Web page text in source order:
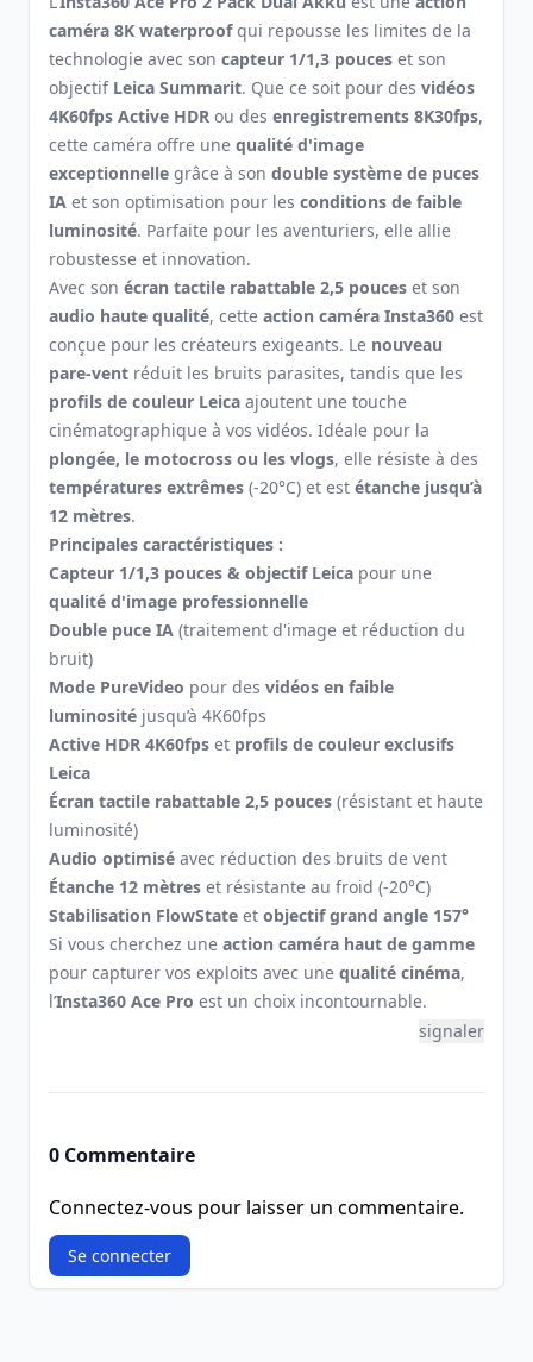
caméra 8K waterproofqui repousse les limites de la
technologie avec son capteur 1/1,3 pouces et son
objectif Leica Summarit. Que ce soit pour des vidéos
4K60fps Active HDR ou des enregistrements 8K30fps,
cette caméra offre une qualité d'image
exceptionnelle grâce à son double système de puces
IA et son optimisation pour les conditions de faible
luminosité. Parfaite pour les aventuriers, elle allie
robustesse et innovation.
Avec son écran tactile rabattable 2,5 pouces et son
audio haute qualité, cette action caméra Insta360 est
conçue pour les créateurs exigeants. Le nouveau
pare-vent réduit les bruits parasites, tandis que les
profils de couleur Leica ajoutent une touche
cinématographique à vos vidéos. Idéale pour la
plongée, le motocross ou les vlogs, elle résiste à des
températures extrêmes (-20°C) et est étanche jusqu’à
12 mètres.
Principales caractéristiques :
Capteur 1/1,3 pouces & objectif Leica pour une
qualité d'image professionnelle
Double puce IA (traitement d'image et réduction du
bruit)
Mode PureVideo pour des vidéos en faible
luminosité jusqu’à 4K60fps
Active HDR 4K60fps et profils de couleur exclusifs
Leica
Écran tactile rabattable 2,5 pouces (résistant et haute
luminosité)
Audio optimisé avec réduction des bruits de vent
Étanche 12 mètres et résistante au froid (-20°C)
Stabilisation FlowState et objectif grand angle 157°
Si vous cherchez une action caméra haut de gamme
pour capturer vos exploits avec une qualité cinéma,
l’Insta360 Ace Pro est un choix incontournable.
signaler
0 Commentaire
Connectez-vous pour laisser un commentaire.
Se connecter